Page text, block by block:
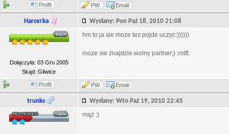
Profil PW Email
Harcerka Wysłany: Pon Paź 18, 2010 21:08
Dołączyła: 03 Gru 2005
Skąd: Gliwice
hm to ja sie moze tez pojde uczyc:))))))
moze sie znajdzie wolny partner;) :rotfl:
Profil PW Email
trunks Wysłany: Wto Paź 19, 2010 22:45
mąż ;)